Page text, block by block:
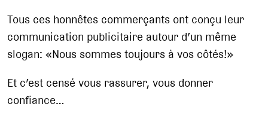
Tous ces honnêtes commerçants ont conçu leur
communication publicitaire autour d’un même
slogan: «Nous sommes toujours à vos côtés!»
Et c’est censé vous rassurer, vous donner
confiance…